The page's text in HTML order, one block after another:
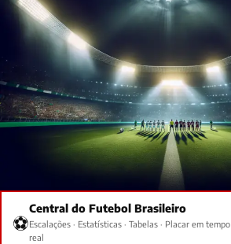
⚽
Central do Futebol Brasileiro
Escalações · Estatísticas · Tabelas · Placar em tempo
real